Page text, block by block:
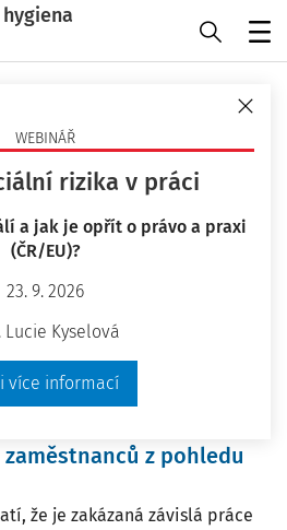
WEBINÁŘ
rizika v práci
a jak je opřít o právo a praxi
(ČR/EU)?
23. 9. 2026
Lucie Kyselová
více informací
prohlídky
114
z pohledu
že je zakázaná závislá práce